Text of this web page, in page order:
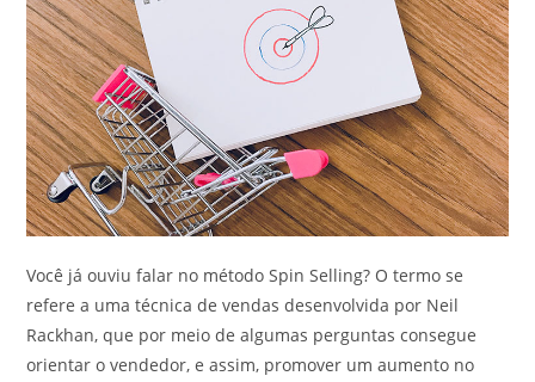
Você já ouviu falar no método Spin Selling? O termo se
refere a uma técnica de vendas desenvolvida por Neil
Rackhan, que por meio de algumas perguntas consegue
orientar o vendedor, e assim, promover um aumento no